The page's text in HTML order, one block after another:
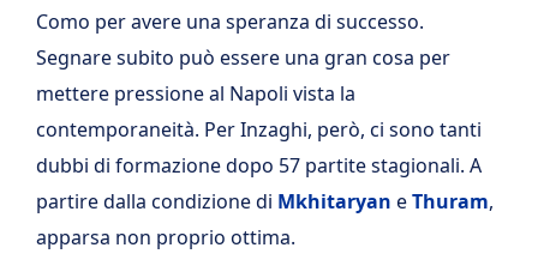
Como per avere una speranza di successo.
Segnare subito può essere una gran cosa per
mettere pressione al Napoli vista la
contemporaneità. Per Inzaghi, però, ci sono tanti
dubbi di formazione dopo 57 partite stagionali. A
partire dalla condizione di Mkhitaryan eThuram,
apparsa non proprio ottima.